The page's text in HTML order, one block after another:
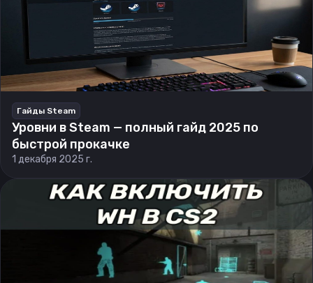
Гайды Steam
Уровни в Steam — полный гайд 2025 по
быстрой прокачке
1 декабря 2025 г.